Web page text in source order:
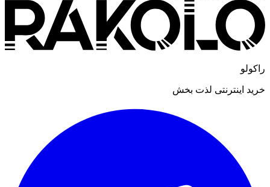
راکولو
خرید اینترنتی لذت بخش